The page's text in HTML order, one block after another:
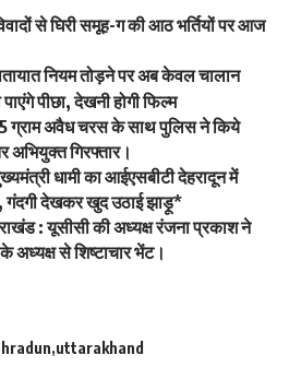
से घिरी समूह-ग की आठ भर्तियों पर आज
नियम तोड़ने पर अब केवल चालान
पीछा, देखनी होगी फिल्म
ग्राम अवैध चरस के साथ पुलिस ने किये
अभियुक्त गिरफ्तार।
धामी का आईएसबीटी देहरादून में
गंदगी देखकर खुद उठाई झाड़ू*
: यूसीसी की अध्यक्ष रंजना प्रकाश ने
अध्यक्ष से शिष्टाचार भेंट।
uttarakhand